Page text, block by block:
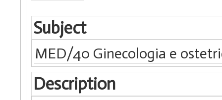
Subject
MED/40 Ginecologia e
Description